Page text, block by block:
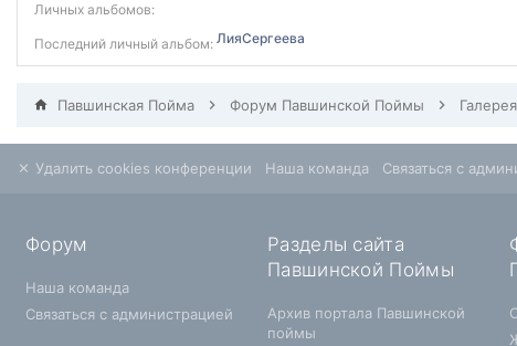
Личных альбомов:
Последний личный альбом: ЛияСергеева
Павшинская Пойма Форум Павшинской Поймы Галерея
Удалить cookies конференции Наша команда Связаться с
Форум
Наша команда
Связаться с администрацией
Разделы сайта
Павшинской Поймы
Архив портала Павшинской
поймы